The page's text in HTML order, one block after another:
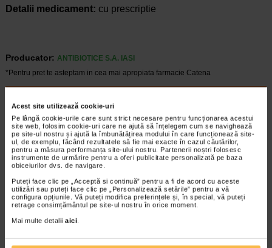
Acest site utilizează cookie-uri
Pe lângă cookie-urile care sunt strict necesare pentru funcționarea acestui
site web, folosim cookie-uri care ne ajută să înțelegem cum se navighează
pe site-ul nostru și ajută la îmbunătățirea modului în care funcționează site-
ul, de exemplu, făcând rezultatele să fie mai exacte în cazul căutărilor,
pentru a măsura performanța site-ului nostru. Partenerii noștri folosesc
instrumente de urmărire pentru a oferi publicitate personalizată pe baza
obiceiurilor dvs. de navigare.
Puteți face clic pe „Acceptă si continuă” pentru a fi de acord cu aceste
utilizări sau puteți face clic pe „Personalizează setările” pentru a vă
configura opțiunile. Vă puteți modifica preferințele și, în special, vă puteți
retrage consimțământul pe site-ul nostru în orice moment.
Mai multe detalii aici.
Detalii medicament: cu prescriptie
Producator: ANTIBIOTICE S.A. IASI
*Pentru pret te asteptam in cea mai apropiata farmacie Catena
Cum sa va dezvoltati inteligenta emotionala:
metode prin care va puteti imbunatati EQ-ul
Boli neurologice si psihice
Inteligenta emotionala (EQ) se refera la
capacitatea de a identifica si gestiona
propriile emotii, precum si emotiile celorlalti.
In general, se spune ca inteligenta
emotionala cuprinde cateva abilitati:…